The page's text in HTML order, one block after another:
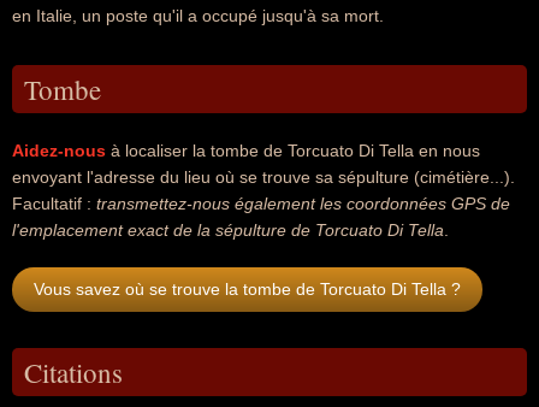
en Italie, un poste qu'il a occupé jusqu'à sa mort.
Tombe
Aidez-nous à localiser la tombe de Torcuato Di Tella en nous
envoyant l'adresse du lieu où se trouve sa sépulture (cimétière...).
Facultatif : transmettez-nous également les coordonnées GPS de
l'emplacement exact de la sépulture de Torcuato Di Tella
Vous savez où se trouve la tombe de Torcuato Di Tella ?
Citations